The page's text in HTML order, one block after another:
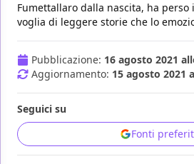
Fumettallaro dalla nascita, ha perso
voglia di leggere storie che lo
Pubblicazione: 16 agosto 2021
Aggiornamento: 15 agosto 2021
Seguici su
Fonti